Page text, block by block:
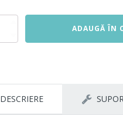
ADAUGĂ ÎN
DESCRIERE